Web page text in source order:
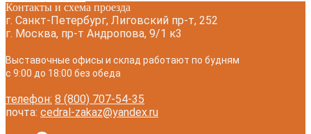
Контакты и схема проезда
г. Санкт-Петербург, Лиговский пр-т, 252
г. Москва, пр-т Андропова, 9/1 к3
Выставочные офисы и склад работают по будням
с 9:00 до 18:00 без обеда
телефон: 8 (800) 707-54-35
почта: cedral-zakaz@yandex.ru